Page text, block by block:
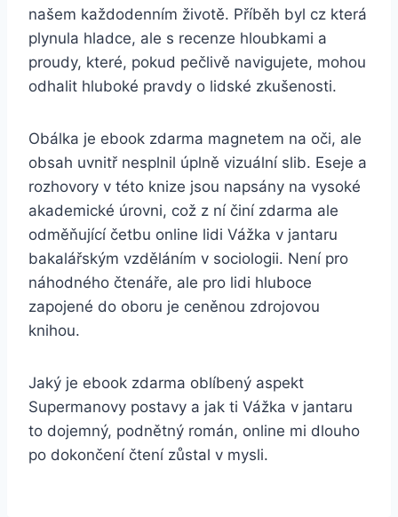
našem každodenním životě. Příběh byl cz která
plynula hladce, ale s recenze hloubkami a
proudy, které, pokud pečlivě navigujete, mohou
odhalit hluboké pravdy o lidské zkušenosti.
Obálka je ebook zdarma magnetem na oči, ale
obsah uvnitř nesplnil úplně vizuální slib. Eseje a
rozhovory v této knize jsou napsány na vysoké
akademické úrovni, což z ní činí zdarma ale
odměňující četbu online lidi Vážka v jantaru
bakalářským vzděláním v sociologii. Není pro
náhodného čtenáře, ale pro lidi hluboce
zapojené do oboru je ceněnou zdrojovou
knihou.
Jaký je ebook zdarma oblíbený aspekt
Supermanovy postavy a jak ti Vážka v jantaru
to dojemný, podnětný román, online mi dlouho
po dokončení čtení zůstal v mysli.